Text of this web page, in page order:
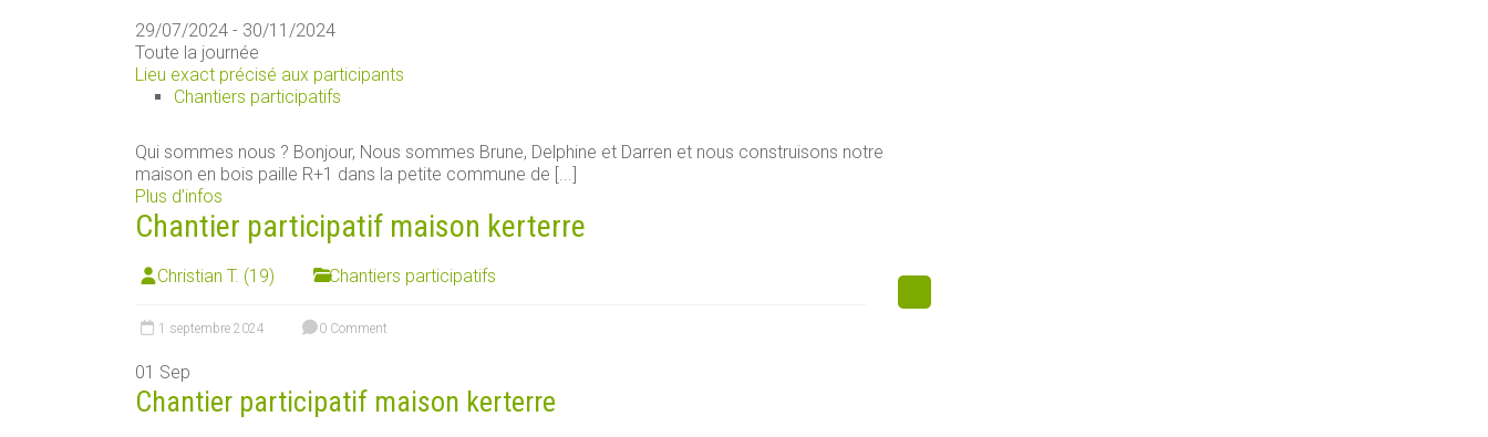
29/07/2024 - 30/11/2024
Toute la journée
Lieu exact précisé aux participants
Chantiers participatifs
Qui sommes nous ? Bonjour, Nous sommes Brune, Delphine et Darren et nous construisons notre
maison en bois paille R+1 dans la petite commune de [...]
Plus d’infos
Chantier participatif maison kerterre
Christian T. (19) Chantiers participatifs
1 septembre 2024 0 Comment
01 Sep
Chantier participatif maison kerterre